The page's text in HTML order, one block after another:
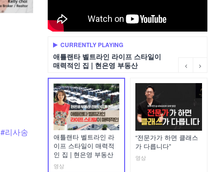
#리사송
CURRENTLY PLAYING
애틀랜타 벨트라인 라이프 스타일이
매력적인 집 | 현은영 부동산
애틀랜타 벨트라인 라
이프 스타일이 매력적
인 집 | 현은영 부동산
영상
“전문가가 하면 클래스
가 다릅니다”
영상